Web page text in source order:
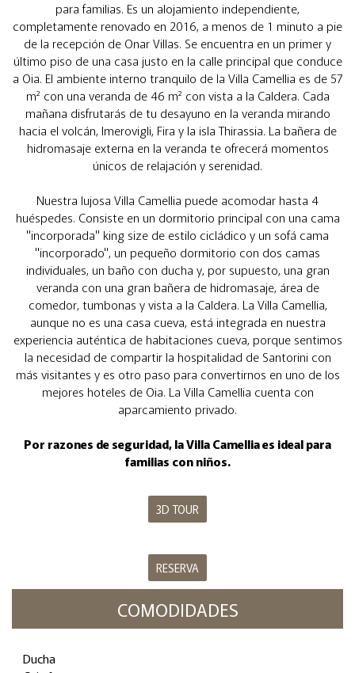
para familias. Es un alojamiento independiente,
completamente renovado en 2016, a menos de 1 minuto a pie
de la recepción de Onar Villas. Se encuentra en un primer y
último piso de una casa justo en la calle principal que conduce
a Oia. El ambiente interno tranquilo de la Villa Camellia es de 57
m² con una veranda de 46 m² con vista a la Caldera. Cada
mañana disfrutarás de tu desayuno en la veranda mirando
hacia el volcán, Imerovigli, Fira y la isla Thirassia. La bañera de
hidromasaje externa en la veranda te ofrecerá momentos
únicos de relajación y serenidad.
Nuestra lujosa Villa Camellia puede acomodar hasta 4
huéspedes. Consiste en un dormitorio principal con una cama
"incorporada" king size de estilo cicládico y un sofá cama
"incorporado", un pequeño dormitorio con dos camas
individuales, un baño con ducha y, por supuesto, una gran
veranda con una gran bañera de hidromasaje, área de
comedor, tumbonas y vista a la Caldera. La Villa Camellia,
aunque no es una casa cueva, está integrada en nuestra
experiencia auténtica de habitaciones cueva, porque sentimos
la necesidad de compartir la hospitalidad de Santorini con
más visitantes y es otro paso para convertirnos en uno de los
mejores hoteles de Oia. La Villa Camellia cuenta con
aparcamiento privado.
Por razones de seguridad, la Villa Camellia es ideal para
familias con niños.
3D TOUR
RESERVA
COMODIDADES
Ducha